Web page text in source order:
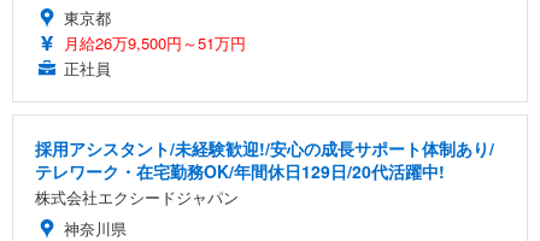
東京都
月給26万9,500円～51万円
正社員
採用アシスタント/未経験歓迎!/安心の成長サポート体制あり/
テレワーク・在宅勤務OK/年間休日129日/20代活躍中!
株式会社エクシードジャパン
神奈川県